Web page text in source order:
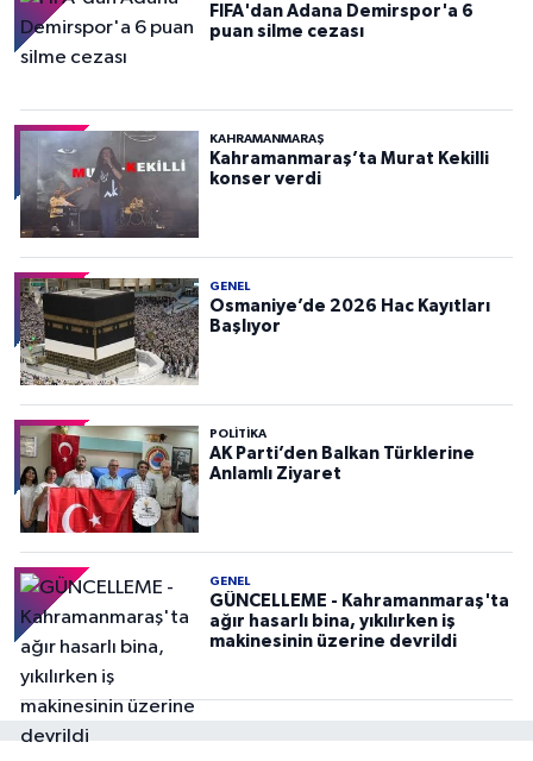
FIFA'dan Adana Demirspor'a 6
puan silme cezası
KAHRAMANMARAŞ
Kahramanmaraş’ta Murat Kekilli
konser verdi
GENEL
Osmaniye’de 2026 Hac Kayıtları
Başlıyor
POLITIKA
AK Parti’den Balkan Türklerine
Anlamlı Ziyaret
GENEL
GÜNCELLEME - Kahramanmaraş'ta
ağır hasarlı bina, yıkılırken iş
makinesinin üzerine devrildi